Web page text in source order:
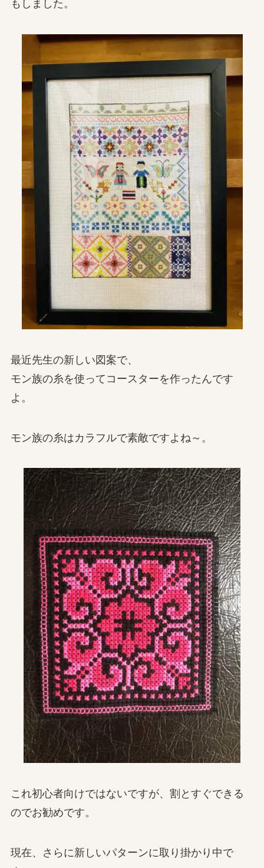
もしました。
最近先生の新しい図案で、
モン族の糸を使ってコースターを作ったんです
よ。
モン族の糸はカラフルで素敵ですよね～。
これ初心者向けではないですが、割とすぐできる
のでお勧めです。
現在、さらに新しいパターンに取り掛かり中で